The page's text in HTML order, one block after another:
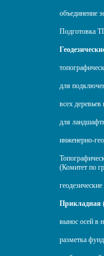
объединение
Подготовка
для
всех деревьев
для
инженерно-
(Комитет по
Прикладная
вынос осей в
разметка